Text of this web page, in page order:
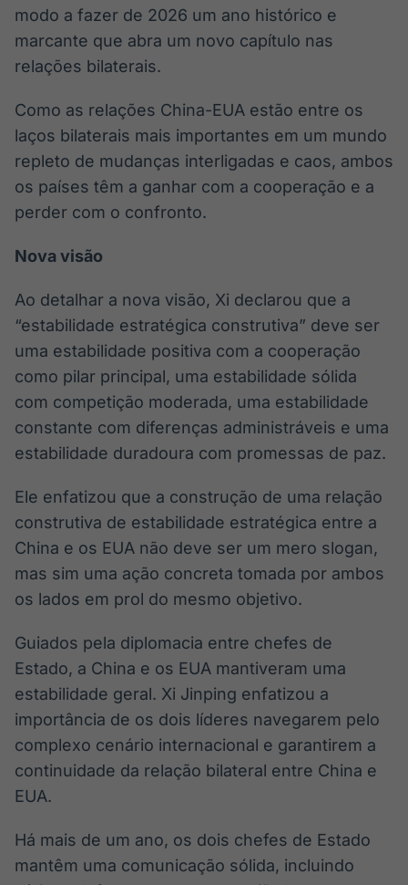
modo a fazer de 2026 um ano histórico e
marcante que abra um novo capítulo nas
relações bilaterais.
Como as relações China-EUA estão entre os
laços bilaterais mais importantes em um mundo
repleto de mudanças interligadas e caos, ambos
os países têm a ganhar com a cooperação e a
perder com o confronto.
Nova visão
Ao detalhar a nova visão, Xi declarou que a
“estabilidade estratégica construtiva” deve ser
uma estabilidade positiva com a cooperação
como pilar principal, uma estabilidade sólida
com competição moderada, uma estabilidade
constante com diferenças administráveis e uma
estabilidade duradoura com promessas de paz.
Ele enfatizou que a construção de uma relação
construtiva de estabilidade estratégica entre a
China e os EUA não deve ser um mero slogan,
mas sim uma ação concreta tomada por ambos
os lados em prol do mesmo objetivo.
Guiados pela diplomacia entre chefes de
Estado, a China e os EUA mantiveram uma
estabilidade geral. Xi Jinping enfatizou a
importância de os dois líderes navegarem pelo
complexo cenário internacional e garantirem a
continuidade da relação bilateral entre China e
EUA.
Há mais de um ano, os dois chefes de Estado
mantêm uma comunicação sólida, incluindo